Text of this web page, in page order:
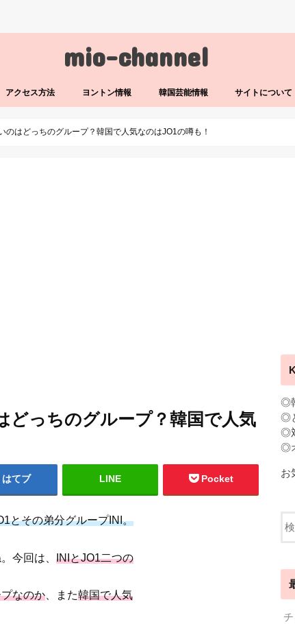
mio-channel
アクセス方法 ヨントン情報 韓国芸能情報 サイトについて
のはどっちのグループ？韓国で人気なのはJO1の噂も！
どっちのグループ？韓国で人気
はてブ LINE Pocket
とその弟分グループINI。
今回は、 INIとJO1二つの
なのか 、また韓国で人気
◎
◎
◎
◎
お